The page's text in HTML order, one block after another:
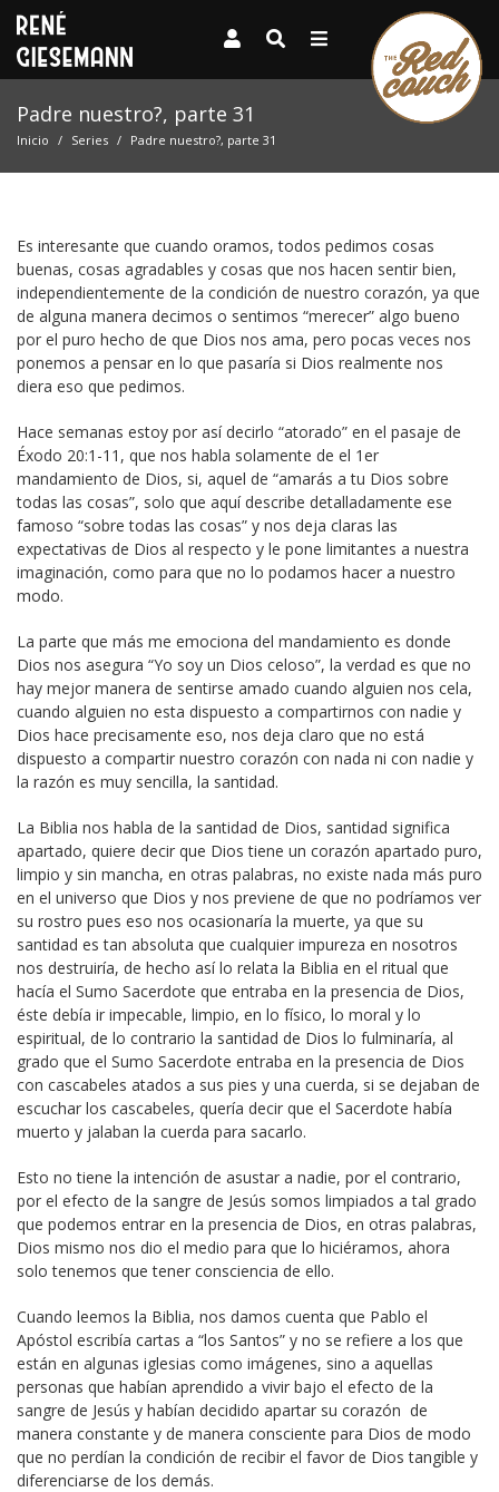
Padre nuestro?, parte 31
Inicio Series Padre nuestro?, parte 31
Es interesante que cuando oramos, todos pedimos cosas
buenas, cosas agradables y cosas que nos hacen sentir bien,
independientemente de la condición de nuestro corazón, ya que
de alguna manera decimos o sentimos “merecer” algo bueno
por el puro hecho de que Dios nos ama, pero pocas veces nos
ponemos a pensar en lo que pasaría si Dios realmente nos
diera eso que pedimos.
Hace semanas estoy por así decirlo “atorado” en el pasaje de
Éxodo 20:1-11, que nos habla solamente de el 1er
mandamiento de Dios, si, aquel de “amarás a tu Dios sobre
todas las cosas”, solo que aquí describe detalladamente ese
famoso “sobre todas las cosas” y nos deja claras las
expectativas de Dios al respecto y le pone limitantes a nuestra
imaginación, como para que no lo podamos hacer a nuestro
modo.
La parte que más me emociona del mandamiento es donde
Dios nos asegura “Yo soy un Dios celoso”, la verdad es que no
hay mejor manera de sentirse amado cuando alguien nos cela,
cuando alguien no esta dispuesto a compartirnos con nadie y
Dios hace precisamente eso, nos deja claro que no está
dispuesto a compartir nuestro corazón con nada ni con nadie y
la razón es muy sencilla, la santidad.
La Biblia nos habla de la santidad de Dios, santidad significa
apartado, quiere decir que Dios tiene un corazón apartado puro,
limpio y sin mancha, en otras palabras, no existe nada más puro
en el universo que Dios y nos previene de que no podríamos ver
su rostro pues eso nos ocasionaría la muerte, ya que su
santidad es tan absoluta que cualquier impureza en nosotros
nos destruiría, de hecho así lo relata la Biblia en el ritual que
hacía el Sumo Sacerdote que entraba en la presencia de Dios,
éste debía ir impecable, limpio, en lo físico, lo moral y lo
espiritual, de lo contrario la santidad de Dios lo fulminaría, al
grado que el Sumo Sacerdote entraba en la presencia de Dios
con cascabeles atados a sus pies y una cuerda, si se dejaban de
escuchar los cascabeles, quería decir que el Sacerdote había
muerto y jalaban la cuerda para sacarlo.
Esto no tiene la intención de asustar a nadie, por el contrario,
por el efecto de la sangre de Jesús somos limpiados a tal grado
que podemos entrar en la presencia de Dios, en otras palabras,
Dios mismo nos dio el medio para que lo hiciéramos, ahora
solo tenemos que tener consciencia de ello.
Cuando leemos la Biblia, nos damos cuenta que Pablo el
Apóstol escribía cartas a “los Santos” y no se refiere a los que
están en algunas iglesias como imágenes, sino a aquellas
personas que habían aprendido a vivir bajo el efecto de la
sangre de Jesús y habían decidido apartar su corazón de
manera constante y de manera consciente para Dios de modo
que no perdían la condición de recibir el favor de Dios tangible y
diferenciarse de los demás.